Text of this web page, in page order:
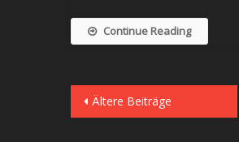
Continue Reading
Ältere Beiträge